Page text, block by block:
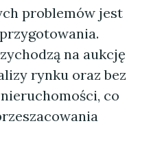
problemów jest
na aukcję
rynku oraz bez
co